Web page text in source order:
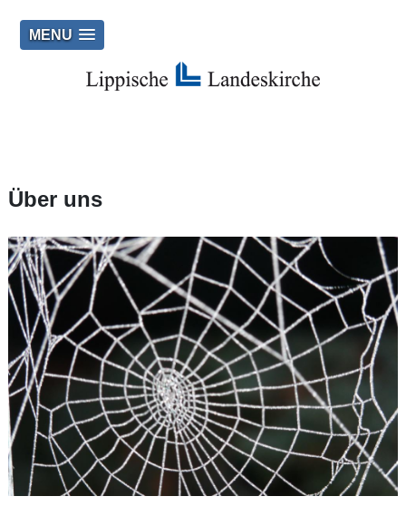
MENU
Über uns